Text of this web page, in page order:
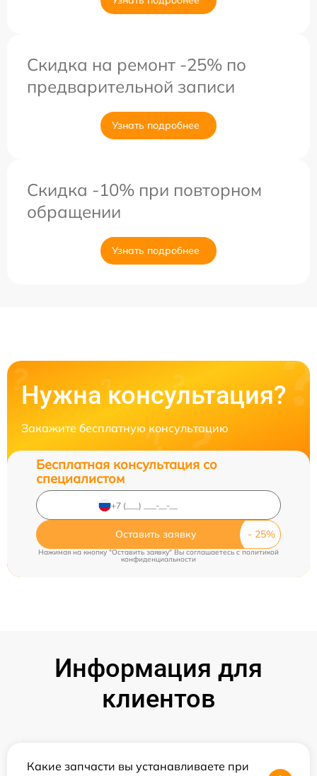
Скидка на ремонт -25% по
предварительной записи
Узнать подробнее
Скидка -10% при повторном
обращении
Узнать подробнее
Нужна консультация?
Закажите бесплатную консультацию
Бесплатная консультация со
специалистом
Оставить заявку
Нажимая на кнопку "Оставить заявку" Вы соглашаетесь c политикой
конфиденциальности
Информация для
клиентов
Какие запчасти вы устанавливаете при